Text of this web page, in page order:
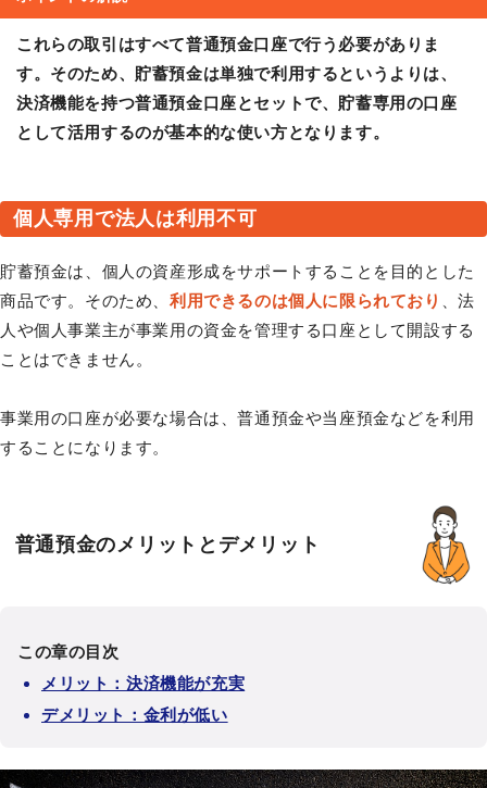
これらの取引はすべて普通預金口座で行う必要がありま
す。そのため、貯蓄預金は単独で利用するというよりは、
決済機能を持つ普通預金口座とセットで、貯蓄専用の口座
として活用するのが基本的な使い方となります。
個人専用で法人は利用不可
貯蓄預金は、個人の資産形成をサポートすることを目的とした
商品です。そのため、 利用できるのは個人に限られており
、法
人や個人事業主が事業用の資金を管理する口座として開設する
ことはできません。
事業用の口座が必要な場合は、普通預金や当座預金などを利用
することになります。
普通預金のメリットとデメリット
この章の目次
メリット：決済機能が充実
デメリット：金利が低い